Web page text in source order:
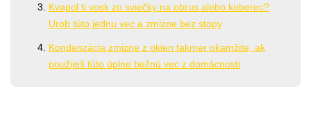
Kvapol ti vosk zo sviečky na obrus alebo koberec?
Urob túto jednu vec a zmizne bez stopy
Kondenzácia zmizne z okien takmer okamžite, ak
použiješ túto úplne bežnú vec z domácnosti